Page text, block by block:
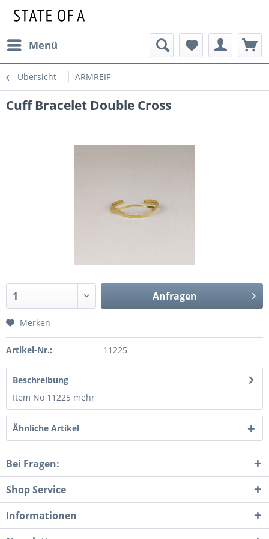
Menü
Übersicht ARMREIF
Cuff Bracelet Double Cross
Anfragen
Merken
Artikel-Nr.: 11225
Beschreibung
Item No 11225 mehr
Ähnliche Artikel
Bei Fragen:
Shop Service
Informationen